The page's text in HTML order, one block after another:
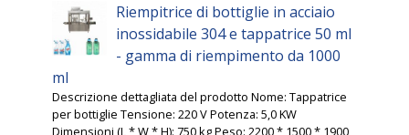
Riempitrice di bottiglie in acciaio
inossidabile 304 e tappatrice 50 ml
- gamma di riempimento da 1000
ml
Descrizione dettagliata del prodotto Nome: Tappatrice
per bottiglie Tensione: 220 V Potenza: 5,0 KW
Dimensioni (L * W * H): 750 kg Peso: 2200 * 1500 * 1900